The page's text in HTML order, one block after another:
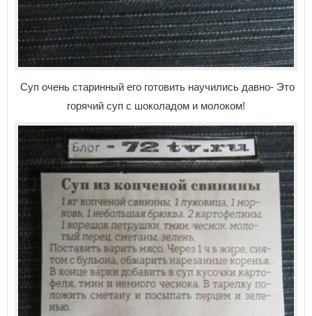
Суп очень старинный его готовить научились давно- Это
горячий суп с шоколадом и молоком!